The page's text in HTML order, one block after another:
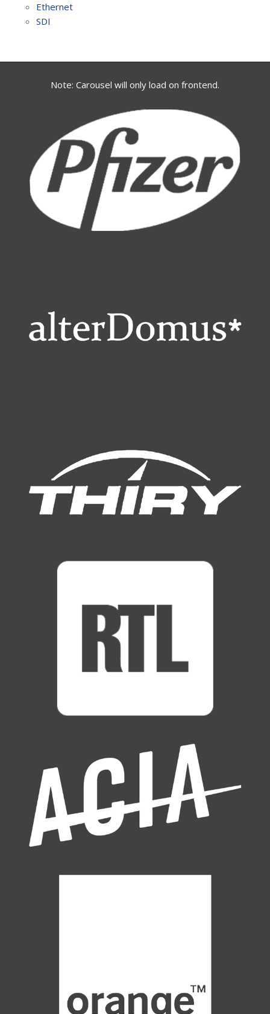
Ethernet
SDI
Note: Carousel will only load on frontend.